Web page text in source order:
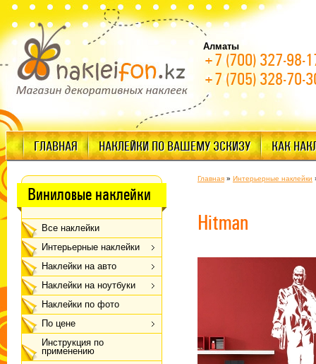
Алматы
+7 (700) 327-98-
+7 (705) 328-70-
ГЛАВНАЯ НАКЛЕЙКИ ПО ВАШЕМУ ЭСКИЗУ КАК
Виниловые наклейки
Все наклейки
Интерьерные наклейки
Наклейки на авто
Наклейки на ноутбуки
Наклейки по фото
По цене
Инструкция по
применению
Главная » Интерьерные наклейки
Hitman